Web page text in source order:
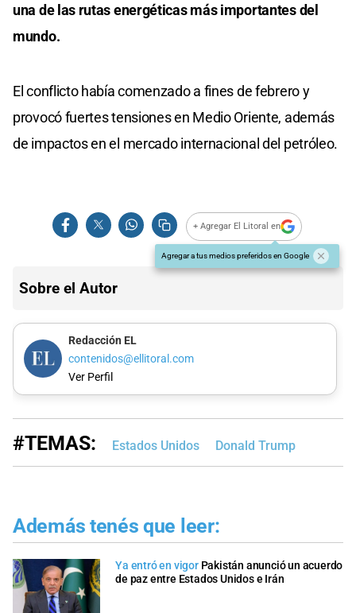
una de las rutas energéticas más importantes del
mundo.
El conflicto había comenzado a fines de febrero y
provocó fuertes tensiones en Medio Oriente, además
de impactos en el mercado internacional del petróleo.
+ Agregar El Litoral en
Agregar a tus medios preferidos en Google
Sobre el Autor
Redacción EL
contenidos@ellitoral.com
Ver Perfil
#TEMAS: Estados Unidos Donald Trump
Además tenés que leer:
Ya entró en vigor Pakistán anunció un acuerdo
de paz entre Estados Unidos e Irán